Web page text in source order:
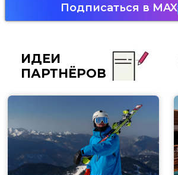
Подписаться в MAX
ИДЕИ
ПАРТНЁРОВ